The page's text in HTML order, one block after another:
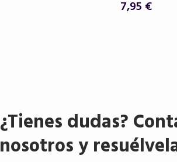
7,95 €
¿Tienes dudas?
nosotros y